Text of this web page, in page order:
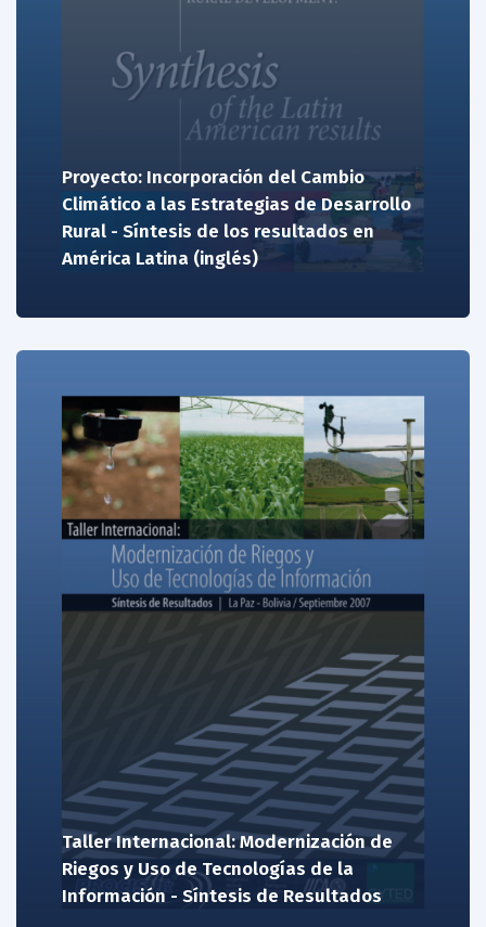
Proyecto: Incorporación del Cambio
Climático a las Estrategias de Desarrollo
Rural - Síntesis de los resultados en
América Latina (inglés)
Taller Internacional: Modernización de
Riegos y Uso de Tecnologías de la
Información - Síntesis de Resultados